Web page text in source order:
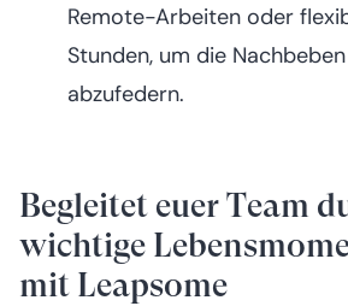
Remote-Arbeiten oder
Stunden, um die Nachbeben
abzufedern.
Begleitet euer Team
wichtige
mit Leapsome